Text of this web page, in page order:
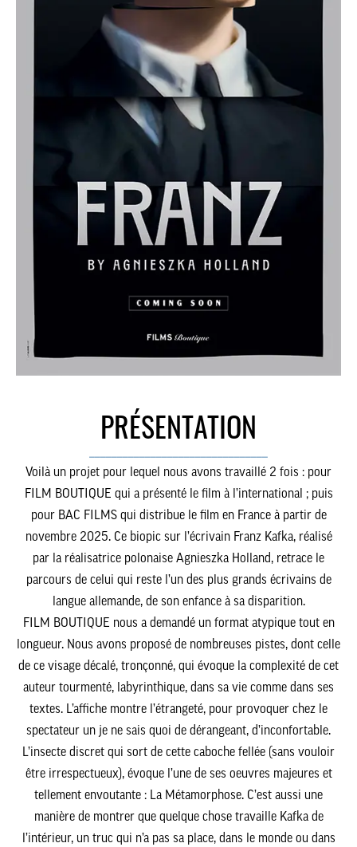
PRÉSENTATION
Voilà un projet pour lequel nous avons travaillé 2 fois : pour
FILM BOUTIQUE qui a présenté le film à l’international ; puis
pour BAC FILMSqui distribue le film en France à partir de
novembre 2025. Ce biopic sur l’écrivain Franz Kafka, réalisé
par la réalisatrice polonaise Agnieszka Holland, retrace le
parcours de celui qui reste l’un des plus grands écrivains de
langue allemande, de son enfance à sa disparition.
FILM BOUTIQUE nous a demandé un format atypique tout en
longueur. Nous avons proposé de nombreuses pistes, dont celle
de ce visage décalé, tronçonné, qui évoque la complexité de cet
auteur tourmenté, labyrinthique, dans sa vie comme dans ses
textes. L’affiche montre l’étrangeté, pour provoquer chez le
spectateur un je ne sais quoi de dérangeant, d’inconfortable.
L’insecte discret qui sort de cette caboche fellée (sans vouloir
être irrespectueux), évoque l’une de ses oeuvres majeures et
tellement envoutante : La Métamorphose. C’est aussi une
manière de montrer que quelque chose travaille Kafka de
l’intérieur, un truc qui n’a pas sa place, dans le monde ou dans